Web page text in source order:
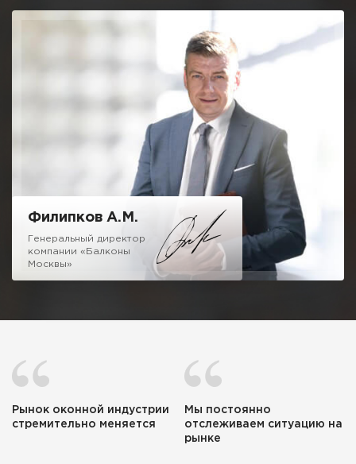
благоустройства балконов и лоджий.
Мне не очень хочется писать про низкие цены, 50% скидки и
10 летнюю гарантию, как это требуют от меня маркетологи,
отмечу одно, мне не стыдно за качество нашей работы.
Можете вызвать десяток компаний сравнивая наш подход и
ценовую политику и убедитесь, что с нами можно и нужно
Надеюсь на честное и взаимовыгодное сотрудничество!
Филипков А.М.
Генеральный директор
компании «Балконы
Москвы»
Рынок оконной индустрии
стремительно меняется
Мы постоянно
отслеживаем ситуацию на
рынке